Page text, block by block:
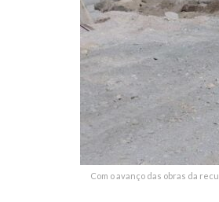
Com o avanço das obras da